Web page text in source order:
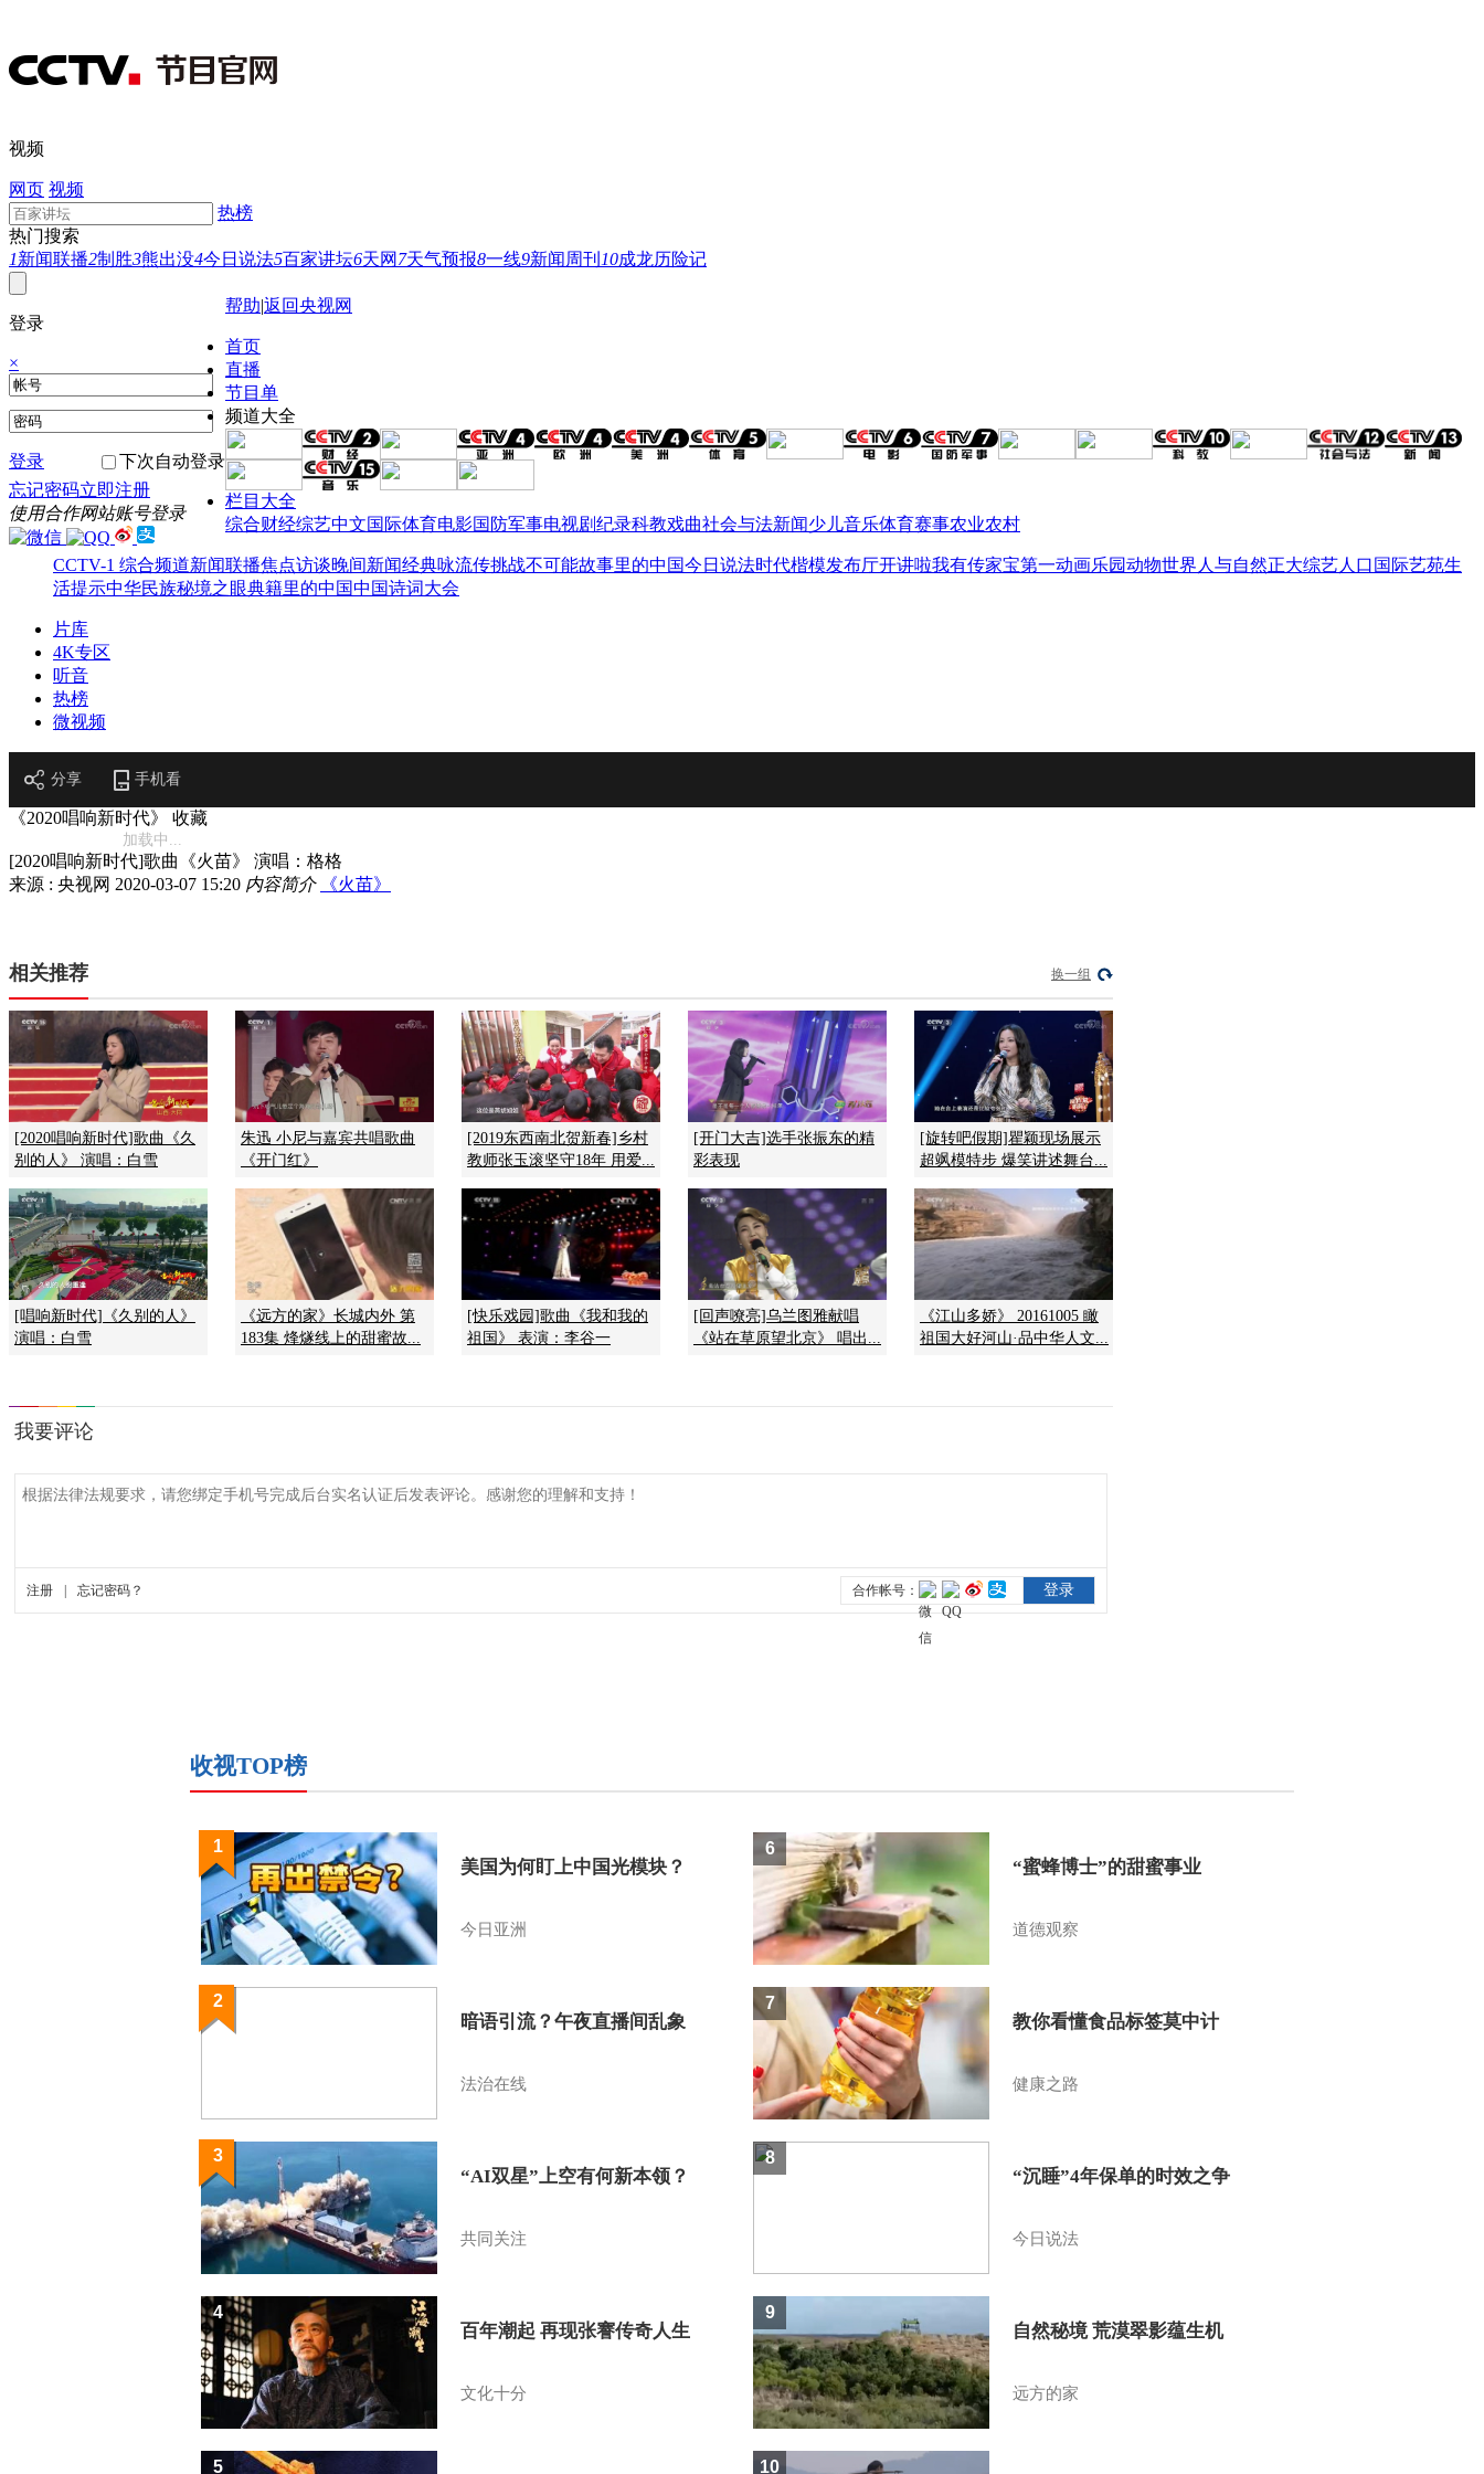
视频
网页 视频
热榜
热门搜索
1新闻联播2制胜3熊出没4今日说法5百家讲坛6天网 7天气预报8一线9新闻周刊 10成龙历险记
登录
×
登录
下次自动登录
忘记密码立即注册
使用合作网站账号登录
帮助|返回央视网
首页
直播
节目单
频道大全
栏目大全
综合财经综艺中文国际体育电影国防军事电视剧纪录科教戏曲社会与法新闻少儿音乐体育赛事农业农村
CCTV-1 综合频道新闻联播焦点访谈晚间新闻经典咏流传挑战不可能故事里的中国今日说法时代楷模发布厅开讲啦我有传家宝第一动画乐园动物世界 人与自然正大综艺人口 国际艺苑生
活提示中华民族秘境之眼典籍里的中国中国诗词大会
片库
4K专区
听音
热榜
微视频
分享 手机看
《2020唱响新时代》 收藏
加载中...
[2020唱响新时代]歌曲《火苗》 演唱：格格
来源 : 央视网 2020-03-07 15:20 内容简介 《火苗》
相关推荐 换一组
[2020唱响新时代]歌曲《久
别的人》 演唱：白雪
朱迅 小尼与嘉宾共唱歌曲
《开门红》
[2019东西南北贺新春]乡村
教师张玉滚坚守18年 用爱...
[开门大吉]选手张振东的精
彩表现
[旋转吧假期]瞿颖现场展示
超飒模特步 爆笑讲述舞台...
[唱响新时代]《久别的人》
演唱：白雪
《远方的家》长城内外 第
183集 烽燧线上的甜蜜故...
[快乐戏园]歌曲《我和我的
祖国》 表演：李谷一
[回声嘹亮]乌兰图雅献唱
《站在草原望北京》 唱出...
《江山多娇》 20161005 瞰
祖国大好河山·品中华人文...
收视TOP榜
美国为何盯上中国光模块？
今日亚洲
1
暗语引流？午夜直播间乱象
法治在线
2
“AI双星”上空有何新本领？
共同关注
3
百年潮起 再现张謇传奇人生
文化十分
4
5
“蜜蜂博士”的甜蜜事业
道德观察
6
教你看懂食品标签莫中计
健康之路
7
“沉睡”4年保单的时效之争
今日说法
8
自然秘境 荒漠翠影蕴生机
远方的家
9
10